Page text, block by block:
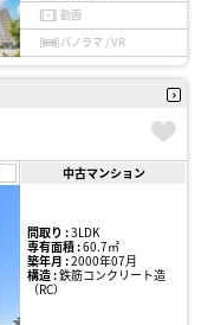
動画
パノラマ / VR
中古マンション
間取り :3LDK
専有面積 :60.7㎡
築年月 :2000年07月
構造 :鉄筋コンクリート造
（RC）